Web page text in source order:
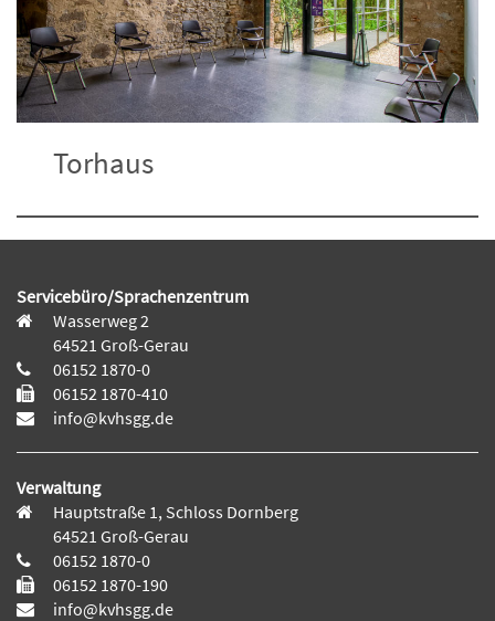
Torhaus
Servicebüro/Sprachenzentrum
Wasserweg 2
64521 Groß-Gerau
06152 1870-0
06152 1870-410
info@kvhsgg.de
Verwaltung
Hauptstraße 1, Schloss Dornberg
64521 Groß-Gerau
06152 1870-0
06152 1870-190
info@kvhsgg.de